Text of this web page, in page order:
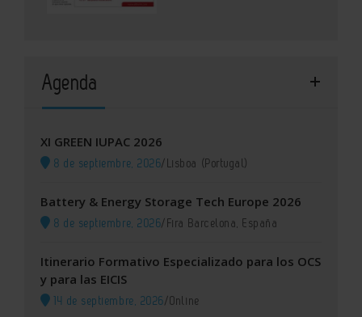
Agenda
XI GREEN IUPAC 2026
8 de septiembre, 2026/Lisboa (Portugal)
Battery & Energy Storage Tech Europe 2026
8 de septiembre, 2026/Fira Barcelona, España
Itinerario Formativo Especializado para los OCS
y para las EICIS
14 de septiembre, 2026/Online